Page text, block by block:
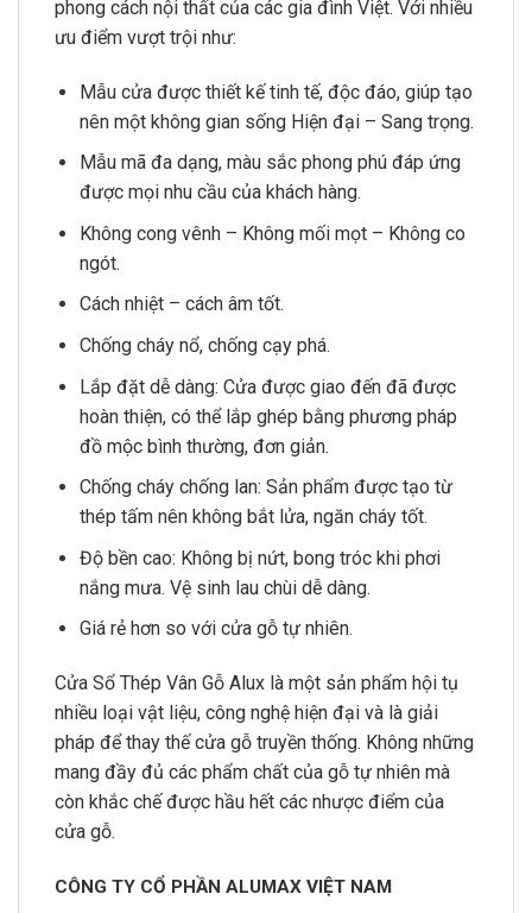
phong cách nội thất của các gia đình Việt. Với nhiều
ưu điểm vượt trội như:
Mẫu cửa được thiết kế tinh tế, độc đáo, giúp tạo
nên một không gian sống Hiện đại – Sang trọng.
Mẫu mã đa dạng, màu sắc phong phú đáp ứng
được mọi nhu cầu của khách hàng.
Không cong vênh – Không mối mọt – Không co
ngót.
Cách nhiệt – cách âm tốt.
Chống cháy nổ, chống cạy phá.
Lắp đặt dễ dàng: Cửa được giao đến đã được
hoàn thiện, có thể lắp ghép bằng phương pháp
đồ mộc bình thường, đơn giản.
Chống cháy chống lan: Sản phẩm được tạo từ
thép tấm nên không bắt lửa, ngăn cháy tốt.
Độ bền cao: Không bị nứt, bong tróc khi phơi
nắng mưa. Vệ sinh lau chùi dễ dàng.
Giá rẻ hơn so với cửa gỗ tự nhiên.
Cửa Sổ Thép Vân Gỗ Alux là một sản phẩm hội tụ
nhiều loại vật liệu, công nghệ hiện đại và là giải
pháp để thay thế cửa gỗ truyền thống. Không những
mang đầy đủ các phẩm chất của gỗ tự nhiên mà
còn khắc chế được hầu hết các nhược điểm của
cửa gỗ.
CÔNG TY CỔ PHẦN ALUMAX VIỆT NAM